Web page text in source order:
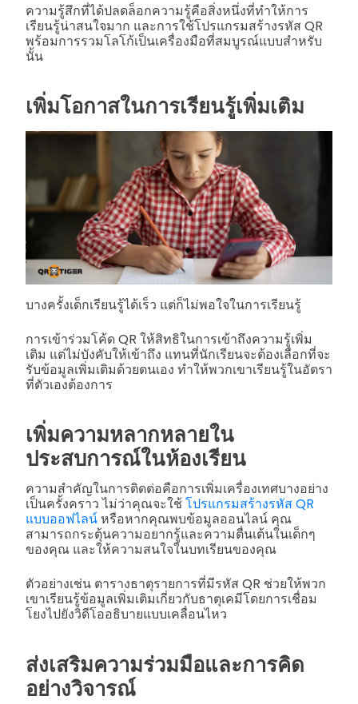
ความรู้สึกที่ได้ปลดล็อกความรู้คือสิ่งหนึ่งที่ทำให้การ
เรียนรู้น่าสนใจมาก และการใช้โปรแกรมสร้างรหัส QR
พร้อมการรวมโลโก้เป็นเครื่องมือที่สมบูรณ์แบบสำหรับ
นั้น
เพิ่มโอกาสในการเรียนรู้เพิ่มเติม
บางครั้งเด็กเรียนรู้ได้เร็ว แต่ก็ไม่พอใจในการเรียนรู้
การเข้าร่วมโค้ด QR ให้สิทธิในการเข้าถึงความรู้เพิ่ม
เติม แต่ไม่บังคับให้เข้าถึง แทนที่นักเรียนจะต้องเลือกที่จะ
รับข้อมูลเพิ่มเติมด้วยตนเอง ทำให้พวกเขาเรียนรู้ในอัตรา
ที่ตัวเองต้องการ
เพิ่มความหลากหลายใน
ประสบการณ์ในห้องเรียน
ความสำคัญในการติดต่อคือการเพิ่มเครื่องเทศบางอย่าง
เป็นครั้งคราว ไม่ว่าคุณจะใช้โปรแกรมสร้างรหัส QR
แบบออฟไลน์หรือหากคุณพบข้อมูลออนไลน์ คุณ
สามารถกระตุ้นความอยากรู้และความตื่นเต้นในเด็กๆ
ของคุณ และให้ความสนใจในบทเรียนของคุณ
ตัวอย่างเช่น ตารางธาตุรายการที่มีรหัส QR ช่วยให้พวก
เขาเรียนรู้ข้อมูลเพิ่มเติมเกี่ยวกับธาตุเคมีโดยการเชื่อม
โยงไปยังวิดีโออธิบายแบบเคลื่อนไหว
ส่งเสริมความร่วมมือและการคิด
อย่างวิจารณ์